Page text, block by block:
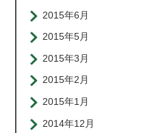
2015年6月
2015年5月
2015年3月
2015年2月
2015年1月
2014年12月